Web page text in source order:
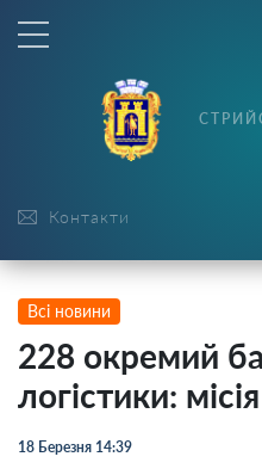
Контакти
Всі новини
228 окремий
логістики:
18 Березня 14:39